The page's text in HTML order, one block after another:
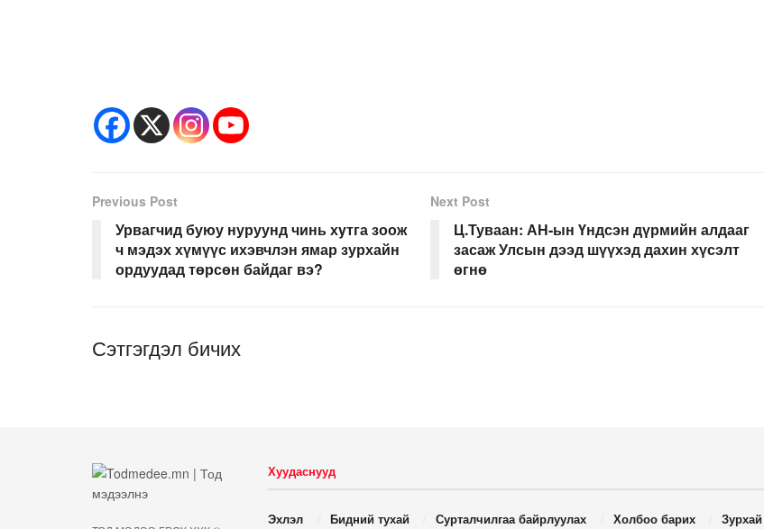
Previous Post
Урвагчид буюу нуруунд чинь хyтга зоож
ч мэдэх хүмүүс ихэвчлэн ямар зурхайн
ордуудад төрсөн байдаг вэ?
Next Post
Ц.Туваан: АН-ын Үндсэн дүрмийн алдааг
засаж Улсын дээд шүүхэд дахин хүсэлт
өгнө
Сэтгэгдэл бичих
Хуудаснууд
Эхлэл Бидний тухай Сурталчилгаа байрлуулах Холбоо барих Зурхай